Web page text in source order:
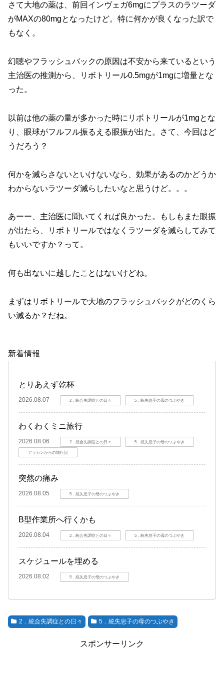
さて大地の薬は、前回インヴェガ6mgにプラスのラツーダ
がMAXの80mgとなったけど。特に何かが良くなった訳で
もなく。
幻聴やフラッシュバックの原因は不安から来ているという
主治医の推測から、リボトリール0.5mgが1mgに増量とな
った。
以前は他の薬の量が多かった時にリボトリールが1mgとな
り、眼球がフルフル振るえる眼振が出た。さて、今回はど
うだろう？
何かを減らさないといけないなら、効果があるのかどうか
わからないラツーダ減らしたいなと思うけど。。。
あーー、主治医に聞いてくれば良かった。もしもまた眼振
が出たら、リボトリールではなくラツーダを減らしてみて
もいいですか？って。
何も出ないに越したことはないけどね。
まずはリボトリールで大地のフラッシュバックがどのくら
い減るか？だね。
新着情報
とりあえず乾杯
2026.08.07 2．統合失調症との日々 5．統失息子の母のつぶやき
わくわくミニ旅行
2026.08.06 2．統合失調症との日々 5．統失息子の母のつぶやき
アラカンからの旅行記
突然の痛み
2026.08.05 5．統失息子の母のつぶやき
B型作業所へ行くかも
2026.08.04 2．統合失調症との日々 5．統失息子の母のつぶやき
スケジュールを埋める
2026.08.02 5．統失息子の母のつぶやき
2．統合失調症との日々 5．統失息子の母のつぶやき
スポンサーリンク